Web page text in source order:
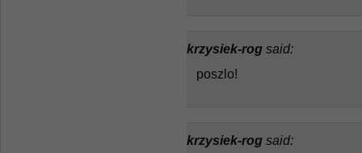
krzysiek-rog said:
poszlo!
krzysiek-rog said: